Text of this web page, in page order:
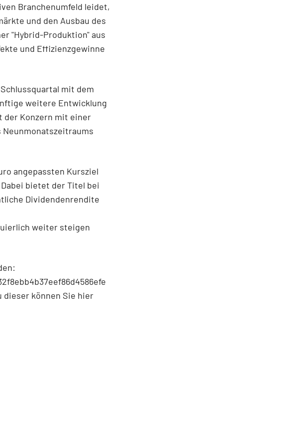
Branchenumfeld leidet,
und den Ausbau des
"Hybrid-Produktion" aus
und Effizienzgewinne
mit dem
weitere Entwicklung
der Konzern mit einer
Neunmonatszeitraums
angepassten Kursziel
bietet der Titel bei
Dividendenrendite
weiter steigen
dieser können Sie hier